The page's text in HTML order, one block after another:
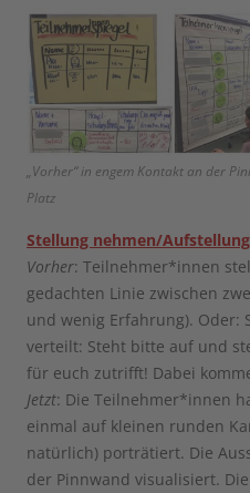
„Vorher“ in engem Kontakt an der
Platz
Stellung nehmen/
Vorher: Teilnehmer*innen
gedachten Linie zwischen
und wenig Erfahrung). Oder:
verteilt: Steht bitte auf und
für euch zutrifft! Dabei
Jetzt: Die Teilnehmer*innen
einmal auf kleinen runden
natürlich) porträtiert. Die
der Pinnwand visualisiert.